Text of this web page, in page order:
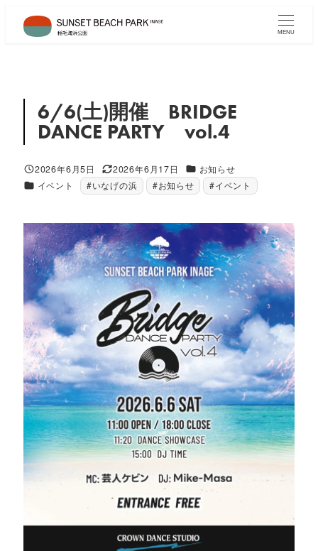
MENU
6/6(土)開催 BRIDGE
DANCE PARTY vol.4
投稿日
2026年6月5日
更新日
2026年6月17日 カテゴリー
お知らせ
カテゴリー
イベント #いなげの浜 #お知らせ #イベント